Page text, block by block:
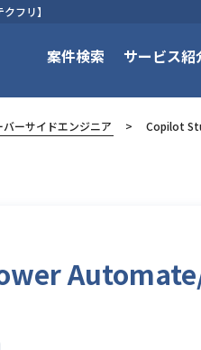
フリ】
案件検索 サービス紹
バーサイドエンジニア Copilot
Automate/